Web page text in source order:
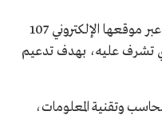
أتاحت الإدارة العامة لتصميم وتطوير المناهج في المؤسسة العامة للتدريب التقني والمهني عبر موقعها الإلكتروني 107
تشرف عليه، بهدف تدعيم
وتقنية المعلومات،